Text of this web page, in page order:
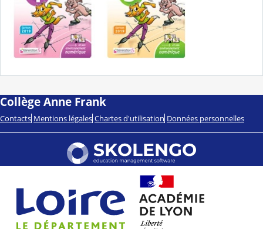
Collège Anne Frank
Contacts Mentions légales Chartes d'utilisation Données personnelles